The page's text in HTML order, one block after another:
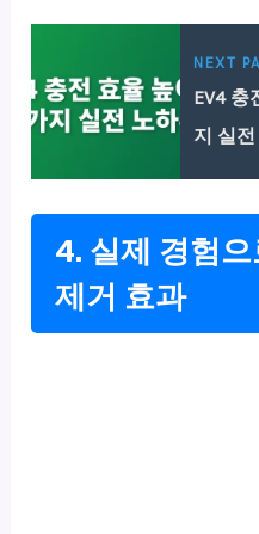
NEXT
EV4 충
지 실
4. 실제 경험으
제거 효과